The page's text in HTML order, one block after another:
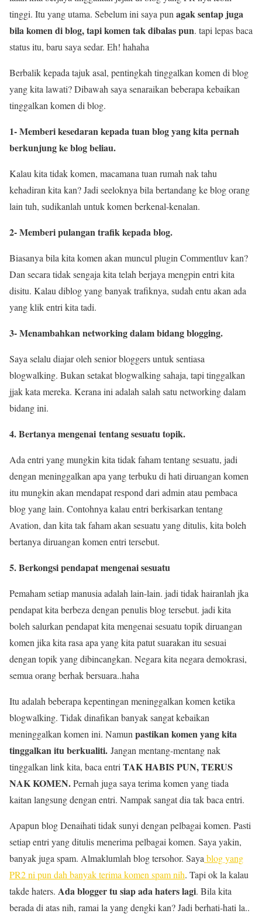
tinggi. Itu yang utama. Sebelum ini saya pun agak sentap juga
bila komen di blog, tapi komen tak dibalas pun. tapi lepas baca
status itu, baru saya sedar. Eh! hahaha
Berbalik kepada tajuk asal, pentingkah tinggalkan komen di blog
yang kita lawati? Dibawah saya senaraikan beberapa kebaikan
tinggalkan komen di blog.
1- Memberi kesedaran kepada tuan blog yang kita pernah
berkunjung ke blog beliau.
Kalau kita tidak komen, macamana tuan rumah nak tahu
kehadiran kita kan? Jadi seeloknya bila bertandang ke blog orang
lain tuh, sudikanlah untuk komen berkenal-kenalan.
2- Memberi pulangan trafik kepada blog.
Biasanya bila kita komen akan muncul plugin Commentluv kan?
Dan secara tidak sengaja kita telah berjaya mengpin entri kita
disitu. Kalau diblog yang banyak trafiknya, sudah entu akan ada
yang klik entri kita tadi.
3- Menambahkan networking dalam bidang blogging.
Saya selalu diajar oleh senior bloggers untuk sentiasa
blogwalking. Bukan setakat blogwalking sahaja, tapi tinggalkan
jjak kata mereka. Kerana ini adalah salah satu networking dalam
bidang ini.
4. Bertanya mengenai tentang sesuatu topik.
Ada entri yang mungkin kita tidak faham tentang sesuatu, jadi
dengan meninggalkan apa yang terbuku di hati diruangan komen
itu mungkin akan mendapat respond dari admin atau pembaca
blog yang lain. Contohnya kalau entri berkisarkan tentang
Avation, dan kita tak faham akan sesuatu yang ditulis, kita boleh
bertanya diruangan komen entri tersebut.
5. Berkongsi pendapat mengenai sesuatu
Pemaham setiap manusia adalah lain-lain. jadi tidak hairanlah jka
pendapat kita berbeza dengan penulis blog tersebut. jadi kita
boleh salurkan pendapat kita mengenai sesuatu topik diruangan
komen jika kita rasa apa yang kita patut suarakan itu sesuai
dengan topik yang dibincangkan. Negara kita negara demokrasi,
semua orang berhak bersuara..haha
Itu adalah beberapa kepentingan meninggalkan komen ketika
blogwalking. Tidak dinafikan banyak sangat kebaikan
meninggalkan komen ini. Namun pastikan komen yang kita
tinggalkan itu berkualiti. Jangan mentang-mentang nak
tinggalkan link kita, baca entri TAK HABIS PUN, TERUS
NAK KOMEN.Pernah juga saya terima komen yang tiada
kaitan langsung dengan entri. Nampak sangat dia tak baca entri.
Apapun blog Denaihati tidak sunyi dengan pelbagai komen. Pasti
setiap entri yang ditulis menerima pelbagai komen. Saya yakin,
banyak juga spam. Almaklumlah blog tersohor. Saya blog yang
PR2 ni pun dah banyak terima komen spam nih. Tapi ok la kalau
takde haters. Ada blogger tu siap ada haters lagi. Bila kita
berada di atas nih, ramai la yang dengki kan? Jadi berhati-hati la..